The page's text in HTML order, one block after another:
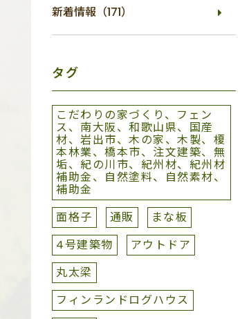
新着情報（171）
タグ
こだわりの家づくり、フェン
ス、南大阪、和歌山県、国産
材、岩出市、木の家、木製、榎
本林業、橋本市、注文建築、無
垢、紀の川市、紀州材、紀州材
補助金、自然塗料、自然素材、
補助金
面格子
通販
まな板
4号建築物
アウトドア
丸太梁
フィンランドログハウス